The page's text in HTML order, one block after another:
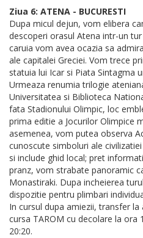
Ziua 6: ATENA - BUCURESTI
Dupa micul dejun, vom elibera
descoperi orasul Atena intr-un
caruia vom avea ocazia sa
ale capitalei Greciei. Vom trece
statuia lui Icar si Piata Sintagma
Urmeaza renumia trilogie
Universitatea si Biblioteca
fata Stadionului Olimpic, loc
prima editie a Jocurilor Olimpice
asemenea, vom putea observa
cunoscute simboluri ale
si include ghid local; pret
pranz, vom strabate panoramic
Monastiraki. Dupa incheierea
dispozitie pentru plimbari
In cursul dupa amiezii, transfer
cursa TAROM cu decolare la ora
20:20.